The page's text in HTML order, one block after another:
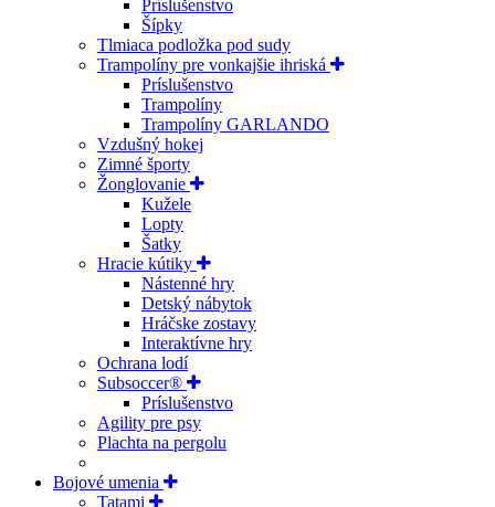
Príslušenstvo
Šípky
Tlmiaca podložka pod sudy
Trampolíny pre vonkajšie ihriská
Príslušenstvo
Trampolíny
Trampolíny GARLANDO
Vzdušný hokej
Zimné športy
Žonglovanie
Kužele
Lopty
Šatky
Hracie kútiky
Nástenné hry
Detský nábytok
Hráčske zostavy
Interaktívne hry
Ochrana lodí
Subsoccer®
Príslušenstvo
Agility pre psy
Plachta na pergolu
Bojové umenia
Tatami